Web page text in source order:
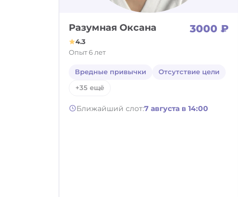
Разумная Оксана 3000 ₽
4.3
Опыт 6 лет
Вредные привычки Отсутствие цели
+35 ещё
Ближайший слот:7 августа в 14:00